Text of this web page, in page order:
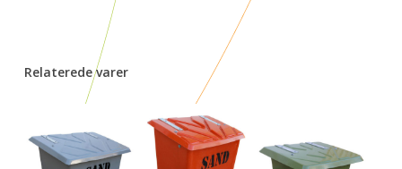
Relaterede varer